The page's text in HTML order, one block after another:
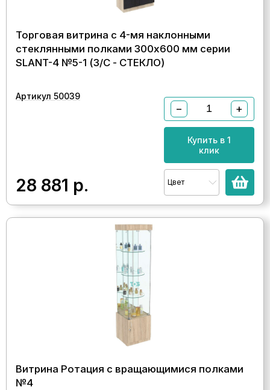
Торговая витрина с 4-мя наклонными
стеклянными полками 300x600 мм серии
SLANT-4 №5-1 (З/C - СТЕКЛО)
Артикул 50039
28 881 р.
− +
Купить в 1
клик
Цвет
Витрина Ротация с вращающимися полками
№4